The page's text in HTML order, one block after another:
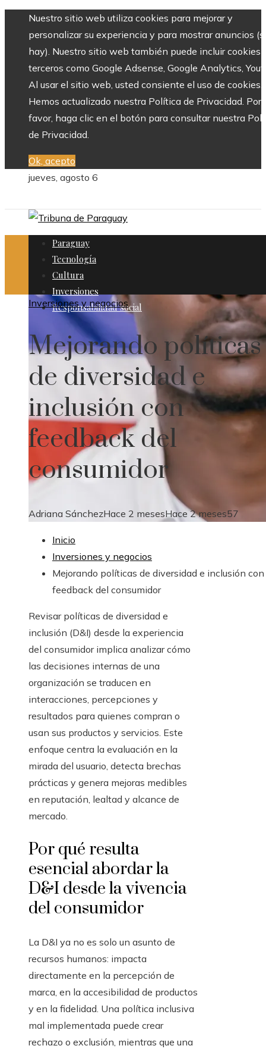
Nuestro sitio web utiliza cookies para mejorar y
personalizar su experiencia y para mostrar anuncios
hay). Nuestro sitio web también puede incluir cookies
terceros como Google Adsense, Google Analytics,
Al usar el sitio web, usted consiente el uso de cookies.
Hemos actualizado nuestra Política de Privacidad. Por
favor, haga clic en el botón para consultar nuestra
de Privacidad.
Ok, acepto
jueves, agosto 6
Paraguay
Tecnología
Cultura
Inversiones
Responsabilidad social
Inversiones y negocios
Mejorando políticas
de diversidad e
inclusión con
feedback del
consumidor
Adriana SánchezHace 2 mesesHace 2 meses57
Inicio
Inversiones y negocios
Mejorando políticas de diversidad e inclusión con
feedback del consumidor
Revisar políticas de diversidad e
inclusión (D&I) desde la experiencia
del consumidor implica analizar cómo
las decisiones internas de una
organización se traducen en
interacciones, percepciones y
resultados para quienes compran o
usan sus productos y servicios. Este
enfoque centra la evaluación en la
mirada del usuario, detecta brechas
prácticas y genera mejoras medibles
en reputación, lealtad y alcance de
mercado.
Por qué resulta
esencial abordar la
D&I desde la vivencia
del consumidor
La D&I ya no es solo un asunto de
recursos humanos: impacta
directamente en la percepción de
marca, en la accesibilidad de productos
y en la fidelidad. Una política inclusiva
mal implementada puede crear
rechazo o exclusión, mientras que una